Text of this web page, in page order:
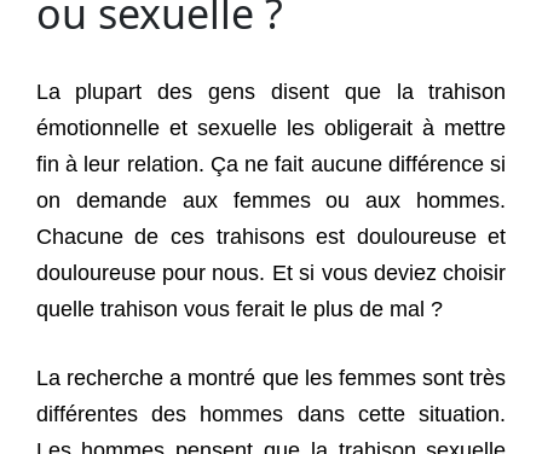
ou sexuelle ?
La plupart des gens disent que la trahison
émotionnelle et sexuelle les obligerait à mettre
fin à leur relation. Ça ne fait aucune différence si
on demande aux femmes ou aux hommes.
Chacune de ces trahisons est douloureuse et
douloureuse pour nous. Et si vous deviez choisir
quelle trahison vous ferait le plus de mal ?
La recherche a montré que les femmes sont très
différentes des hommes dans cette situation.